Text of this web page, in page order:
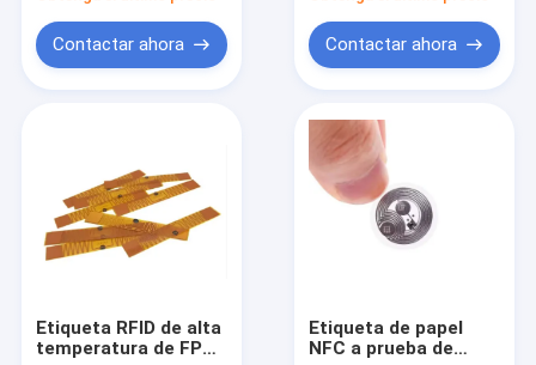
Contactar ahora Contactar ahora
Etiqueta RFID de alta
temperatura de FPC
Etiqueta de papel
NFC a prueba de